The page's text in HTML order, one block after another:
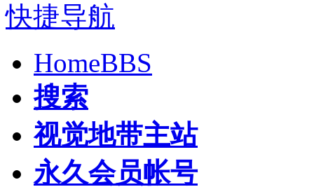
快捷导航
HomeBBS
搜索
视觉地带主站
永久会员帐号